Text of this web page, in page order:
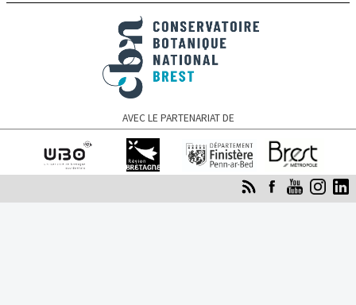
Conservatoire botanique national de Brest
AVEC LE PARTENARIAT DE
Université de
Bretagne occidentale
Région Bretagne Finistère Brest Métropole